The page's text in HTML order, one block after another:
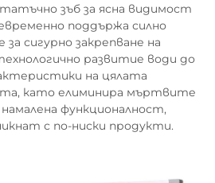
зъб за ясна видимост
поддържа силно
сигурно закрепване на
развитие води до
на цялата
като елиминира мъртвите
функционалност,
с по-ниски продукти.